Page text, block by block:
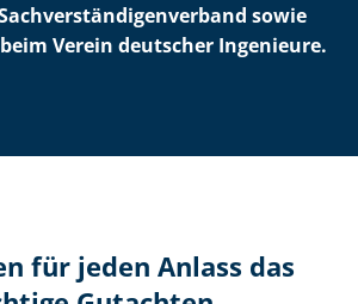
sowie
Verein deutscher Ingenieure.
für jeden Anlass das